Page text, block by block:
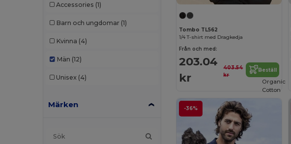
Accessories (1)
Barn och ungdomar (1)
Kvinna (4)
Män (12)
Unisex (4)
Märken
Tombo TL562
1/4 T-shirt med Dragkedja
Från och med:
203.04
kr
403.54
kr
Beställ
-36%
Organic
Cotton